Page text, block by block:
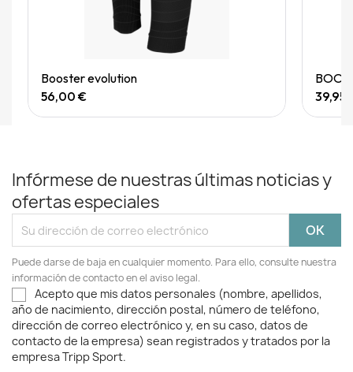
Quick View
Booster evolution
56,00 €
39,95
Infórmese de nuestras últimas noticias y
ofertas especiales
Puede darse de baja en cualquier momento. Para ello, consulte nuestra
información de contacto en el aviso legal.
Acepto que mis datos personales (nombre, apellidos,
año de nacimiento, dirección postal, número de teléfono,
dirección de correo electrónico y, en su caso, datos de
contacto de la empresa) sean registrados y tratados por la
empresa Tripp Sport.